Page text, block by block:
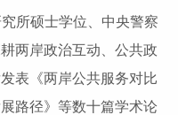
所硕士学位、中央警察
两岸政治互动、公共政
表《两岸公共服务对比
路径》等数十篇学术论